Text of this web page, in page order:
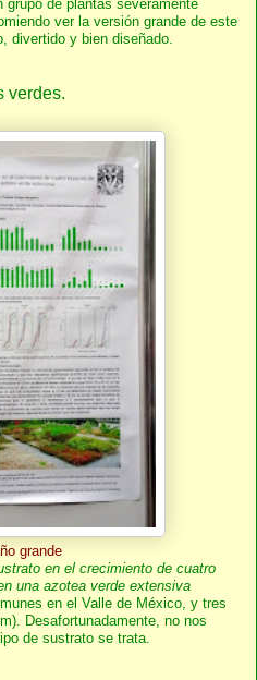
grupo de plantas severamente
ver la versión grande de este
divertido y bien diseñado.
verdes.
grande
en el crecimiento de cuatro
una azotea verde extensiva
en el Valle de México, y tres
Desafortunadamente, no nos
de sustrato se trata.